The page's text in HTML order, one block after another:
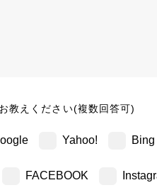
教えください(複数回答可)
Yahoo! Bing
FACEBOOK